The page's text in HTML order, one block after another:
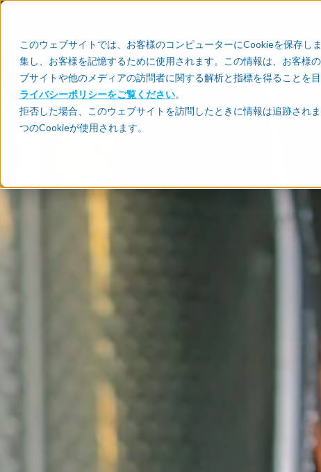
このウェブサイトでは、お客様のコンピューターにCookieを保存
集し、お客様を記憶するために使用されます。この情報は、お客様
ブサイトや他のメディアの訪問者に関する解析と指標を得ることを
ライバシーポリシーをご覧ください。
拒否した場合、このウェブサイトを訪問したときに情報は追跡され
つのCookieが使用されます。